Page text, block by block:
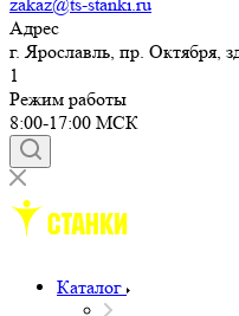
Адрес
г. Ярославль, пр. Октября,
1
Режим работы
8:00-17:00 МСК
Каталог